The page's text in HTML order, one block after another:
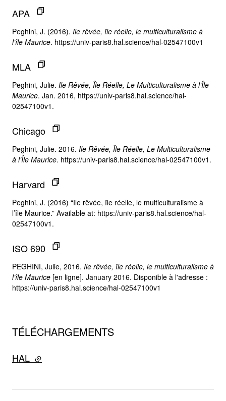
APA
Peghini, J. (2016). Ile rêvée, île réelle, le multiculturalisme à
l’île Maurice. https://univ-paris8.hal.science/hal-02547100v1
MLA
Peghini, Julie. Ile Rêvée, Île Réelle, Le Multiculturalisme à l’Île
Maurice. Jan. 2016, https://univ-paris8.hal.science/hal-
02547100v1.
Chicago
Peghini, Julie. 2016. Ile Rêvée, Île Réelle, Le Multiculturalisme
à l’Île Maurice. https://univ-paris8.hal.science/hal-02547100v1.
Harvard
Peghini, J. (2016) “Ile rêvée, île réelle, le multiculturalisme à
l’île Maurice.” Available at: https://univ-paris8.hal.science/hal-
02547100v1.
ISO 690
PEGHINI, Julie, 2016. Ile rêvée, île réelle, le multiculturalisme à
l’île Maurice [en ligne]. January 2016. Disponible à l'adresse :
https://univ-paris8.hal.science/hal-02547100v1
TÉLÉCHARGEMENTS
HAL - lien externe